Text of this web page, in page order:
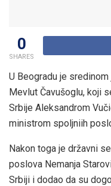
0
SHARES
U Beogradu je
Mevlut Čavušoglu, koji
Srbije Aleksandrom
ministrom spoljniih
Nakon toga je državni
poslova Nemanja
Srbiji i dodao da su